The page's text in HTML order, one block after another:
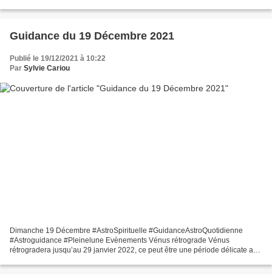
Guidance du 19 Décembre 2021
Publié le 19/12/2021 à 10:22
Par Sylvie Cariou
Dimanche 19 Décembre #AstroSpirituelle #GuidanceAstroQuotidienne
#Astroguidance #Pleinelune Evènements Vénus rétrograde Vénus
rétrogradera jusqu’au 29 janvier 2022, ce peut être une période délicate au